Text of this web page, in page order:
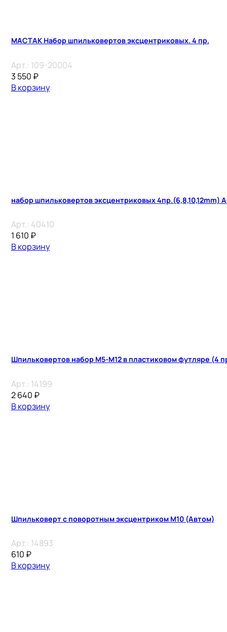
MACTAK Набор шпильковертов эксцентриковых. 4 пр.
Арт.: 109-20004
3 550 ₽
В корзину
набор шпильковертов эксцентриковых 4пр.(6,8,10,12mm)
Арт.: 40410
1 610 ₽
В корзину
Шпильковертов набор М5-М12 в пластиковом футляре (4
Арт.: 14199
2 640 ₽
В корзину
Шпильковерт с поворотным эксцентриком М10 (Автом)
Арт.: 14893
610 ₽
В корзину